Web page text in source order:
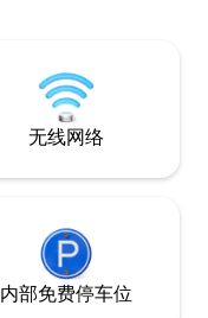
的早餐和旅游。
无线网络
内部免费停车位